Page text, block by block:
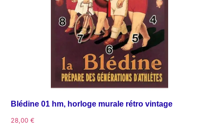
Blédine 01 hm, horloge murale rétro vintage
28,00 €